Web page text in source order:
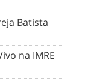
Batista
na IMRE